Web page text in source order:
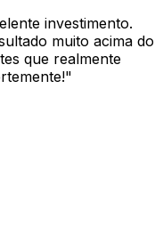
investimento.
muito acima do
que realmente
"